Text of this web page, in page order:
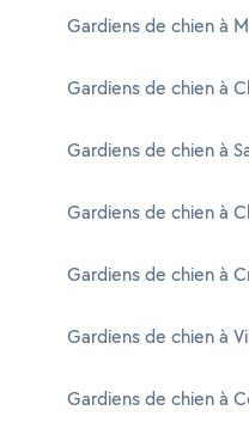
Gardiens de chien à
Gardiens de chien à
Gardiens de chien à
Gardiens de chien à
Gardiens de chien à
Gardiens de chien à
Gardiens de chien à